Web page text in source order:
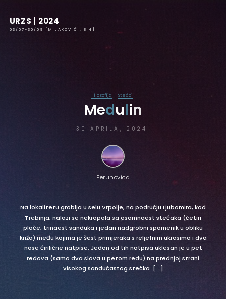
URZS | 2024
03/07-30/09 [MIJAKOVIĆI, BIH]
Filozofija Stećci
Medulin
30 APRILA, 2024
Perunovica
Na lokalitetu groblja u selu Vrpolje, na području Ljubomira, kod
Trebinja, nalazi se nekropola sa osamnaest stećaka (četiri
ploče, trinaest sanduka i jedan nadgrobni spomenik u obliku
križa) među kojima je šest primjeraka s reljefnim ukrasima i dva
nose ćirilične natpise. Jedan od tih natpisa uklesan je u pet
redova (samo dva slova u petom redu) na prednjoj strani
visokog sandučastog stećka. [...]